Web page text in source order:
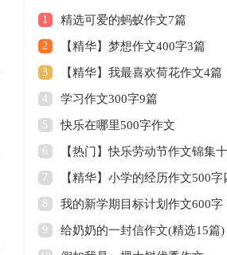
1 精选可爱的蚂蚁作文7篇
2 【精华】梦想作文400字3篇
3 【精华】我最喜欢荷花作文4篇
4 学习作文300字9篇
5 快乐在哪里500字作文
6 【热门】快乐劳动节作文锦集
7 【精华】小学的经历作文500字
8 我的新学期目标计划作文600字
9 给奶奶的一封信作文(精选15篇)